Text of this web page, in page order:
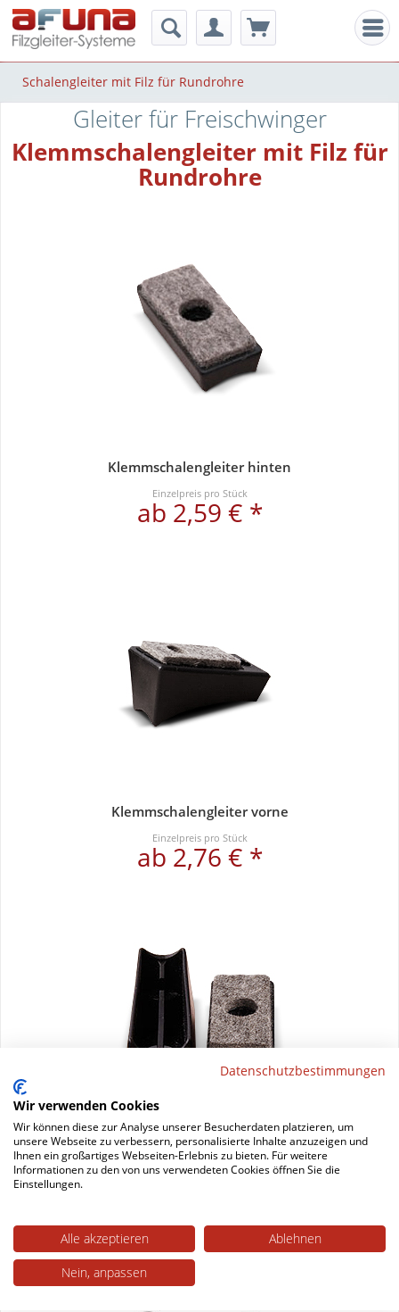
Schalengleiter mit Filz für Rundrohre
Gleiter für Freischwinger
Klemmschalengleiter mit Filz für
Rundrohre
Klemmschalengleiter hinten
Einzelpreis pro Stück
ab 2,59 € *
Klemmschalengleiter vorne
Einzelpreis pro Stück
ab 2,76 € *
Klemmschalengleiter im Set
Datenschutzbestimmungen
Wir verwenden Cookies
Wir können diese zur Analyse unserer Besucherdaten platzieren, um
unsere Webseite zu verbessern, personalisierte Inhalte anzuzeigen und
Ihnen ein großartiges Webseiten-Erlebnis zu bieten. Für weitere
Informationen zu den von uns verwendeten Cookies öffnen Sie die
Einstellungen.
Alle akzeptieren
Ablehnen
Nein, anpassen